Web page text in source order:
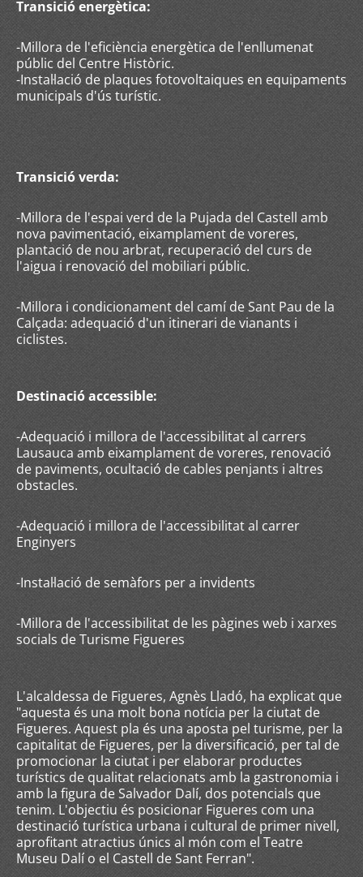
Transició energètica:
-Millora de l'eficiència energètica de l'enllumenat
públic del Centre Històric.
-Instal·lació de plaques fotovoltaiques en equipaments
municipals d'ús turístic.
Transició verda:
-Millora de l'espai verd de la Pujada del Castell amb
nova pavimentació, eixamplament de voreres,
plantació de nou arbrat, recuperació del curs de
l'aigua i renovació del mobiliari públic.
-Millora i condicionament del camí de Sant Pau de la
Calçada: adequació d'un itinerari de vianants i
ciclistes.
Destinació accessible:
-Adequació i millora de l'accessibilitat al carrers
Lausauca amb eixamplament de voreres, renovació
de paviments, ocultació de cables penjants i altres
obstacles.
-Adequació i millora de l'accessibilitat al carrer
Enginyers
-Instal·lació de semàfors per a invidents
-Millora de l'accessibilitat de les pàgines web i xarxes
socials de Turisme Figueres
L'alcaldessa de Figueres, Agnès Lladó, ha explicat que
"aquesta és una molt bona notícia per la ciutat de
Figueres. Aquest pla és una aposta pel turisme, per la
capitalitat de Figueres, per la diversificació, per tal de
promocionar la ciutat i per elaborar productes
turístics de qualitat relacionats amb la gastronomia i
amb la figura de Salvador Dalí, dos potencials que
tenim. L'objectiu és posicionar Figueres com una
destinació turística urbana i cultural de primer nivell,
aprofitant atractius únics al món com el Teatre
Museu Dalí o el Castell de Sant Ferran".